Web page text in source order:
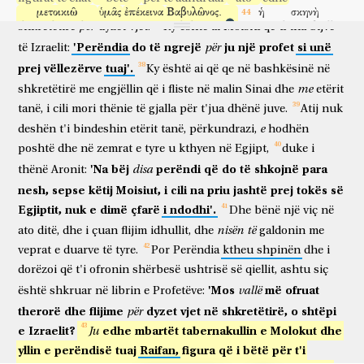
μετοικιῶ ὑμᾶς ἐπέκεινα Βαβυλῶνος. ἡ σκηνὴ
μαρτυρίου
i dëshmisë ishte
τοῖς
etërve tanë në shkretëtirën
καθὼς
ashtu si
διετάξατο ὁ λαλῶν
që flet
τῷ Μωϋσῇ, ποιῆσαι
për të bërë
αὐτὴν κατὰ
τὸν τύπον
gjedhes
ὃν
të cilën
ἑωράκει,
kishte parë
ἣν
të cilin
καὶ
dhe
εἰσήγαγον,
futën
διαδεξάμενοι
kur morën dorëzim
πατέρες
etërit
ἡμῶν
tanë
μετὰ
me
Ἰησοῦ
Jozueun
ἐν
në
κατασχέσει
pronësimin
τῶν ἐθνῶν,
e kombeve
ὧν
të cilat
ἐξῶσεν
dëboi
ὁ Θεὸς
Perëndia
ἀπὸ
προσώπου
fytyra
τῶν πατέρων
e etërve
ἡμῶν,
tanë
ἕως
deri
τῶν ἡμερῶν
ditët
Δαυείδ;
e Davidit
ὃς
i cili
εὗρεν
gjeti
χάριν
hir
ἐνώπιον τοῦ Θεοῦ,
Perëndisë
καὶ
dhe
ᾐτήσατο
kërkoi
εὑρεῖν
për të gjetur
σκήνωμα
tendë
τῷ οἴκῳ
shtëpisë
Ἰακώβ.
së Jakobit
Σολομῶν
Solomoni
δὲ
por
οἰκοδόμησεν
ndërtoi
αὐτῷ
atij shtëpi porse nuk
Ὕψιστος
Shumë i Larti
ἐν
në
χειροποιήτοις
të bëra me dorë
κατοικεῖ; καθὼς ὁ προφήτης λέγει, ὁ οὐρανός μοι θρόνος,
ἡ δὲ
dhe
γῆ
toka
ὑποπόδιον
nënkëmbëz
τῶν ποδῶν
e këmbëve
μου.
të mia
ποῖον
çfarë
οἶκον
shtëpie
οἰκοδομήσετέ
do të ndërtoni
μοι?
mua
λέγει
thotë
Κύριος,
Zoti apo cili
τόπος
vend
τῆς καταπαύσεώς
i pushimit
dhe
shenja në tokën Egjiptit dhe në Detin e Kuq, dhe
në
shkretëtirë për dyzet vjet. Ky është ai Moisiu që u tha bijve
të Izraelit: 'Perëndia do të ngrejë për ju një profet si unë
prej vëllezërve tuaj'. Ky është ai që qe në bashkësinë në
shkretëtirë me engjëllin që i fliste në malin Sinai dhe me etërit
tanë, i cili mori thënie të gjalla për t'jua dhënë juve. Atij nuk
deshën t'i bindeshin etërit tanë, përkundrazi, e hodhën
poshtë dhe në zemrat e tyre u kthyen në Egjipt, duke i
thënë Aronit: 'Na bëj disa perëndi që do të shkojnë para
nesh, sepse këtij Moisiut, i cili na priu jashtë prej tokës së
Egjiptit, nuk e dimë çfarë i ndodhi'. Dhe bënë një viç në
ato ditë, dhe i çuan flijim idhullit, dhe nisën të galdonin me
veprat e duarve të tyre. Por Perëndia ktheu shpinën dhe i
dorëzoi që t'i ofronin shërbesë ushtrisë së qiellit, ashtu siç
është shkruar në librin e Profetëve: 'Mos vallë më ofruat
therorë dhe flijime për dyzet vjet në shkretëtirë, o shtëpi
e Izraelit? Ju edhe mbartët tabernakullin e Molokut dhe
yllin e perëndisë tuaj Raifan, figura që i bëtë për t'i